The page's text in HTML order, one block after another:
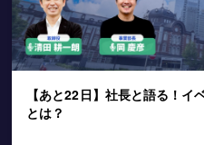
【あと22日】社長と語る！
とは？